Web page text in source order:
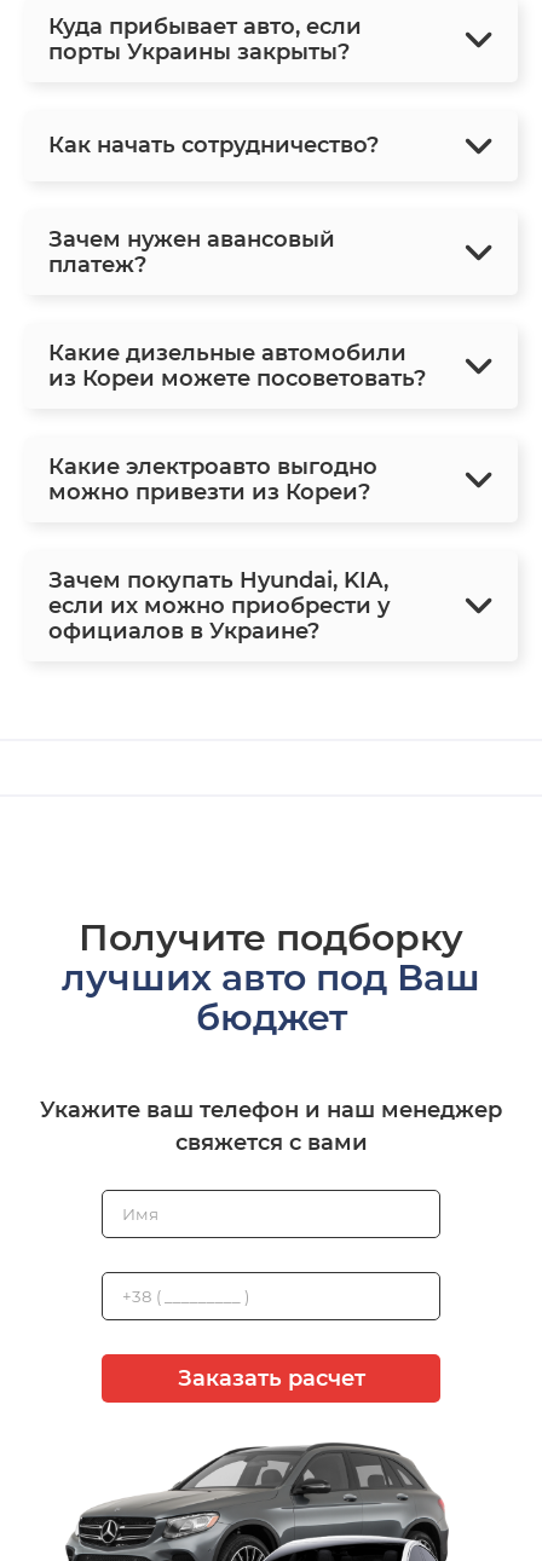
Куда прибывает авто, если
порты Украины закрыты?
Как начать сотрудничество?
Зачем нужен авансовый
платеж?
Какие дизельные автомобили
из Кореи можете посоветовать?
Какие электроавто выгодно
можно привезти из Кореи?
Зачем покупать Hyundai, KIA,
если их можно приобрести у
официалов в Украине?
Получите подборку
лучших авто под Ваш
бюджет
Укажите ваш телефон и наш менеджер
свяжется с вами
Заказать расчет